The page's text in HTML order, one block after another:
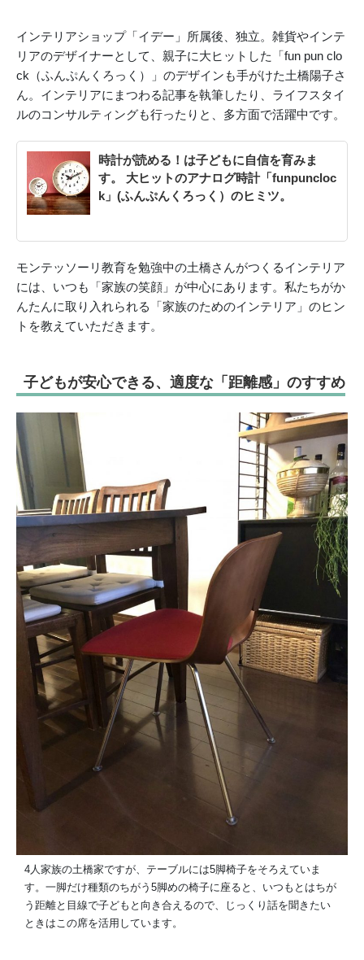
インテリアショップ「イデー」所属後、独立。雑貨やインテ
リアのデザイナーとして、親子に大ヒットした「fun pun clo
ck（ふんぷんくろっく）」のデザインも手がけた土橋陽子さ
ん。インテリアにまつわる記事を執筆したり、ライフスタイ
ルのコンサルティングも行ったりと、多方面で活躍中です。
時計が読める！は子どもに自信を育みま
す。 大ヒットのアナログ時計「funpuncloc
k」(ふんぷんくろっく）のヒミツ。
モンテッソーリ教育を勉強中の土橋さんがつくるインテリア
には、いつも「家族の笑顔」が中心にあります。私たちがか
んたんに取り入れられる「家族のためのインテリア」のヒン
トを教えていただきます。
子どもが安心できる、適度な「距離感」のすすめ
4人家族の土橋家ですが、テーブルには5脚椅子をそろえていま
す。一脚だけ種類のちがう5脚めの椅子に座ると、いつもとはちが
う距離と目線で子どもと向き合えるので、じっくり話を聞きたい
ときはこの席を活用しています。